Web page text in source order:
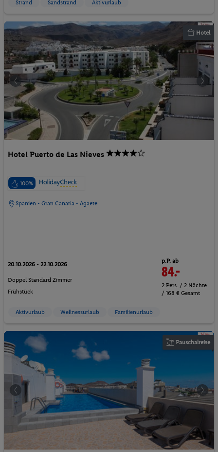
Strand Sandstrand Aktivurlaub
Hotel
Hotel Puerto de Las Nieves
100%
Spanien - Gran Canaria - Agaete
20.10.2026 - 22.10.2026
Doppel Standard Zimmer
Frühstück
p.P. ab
84.-
2 Pers. / 2 Nächte
/ 168 € Gesamt
Aktivurlaub Wellnessurlaub Familienurlaub
Pauschalreise